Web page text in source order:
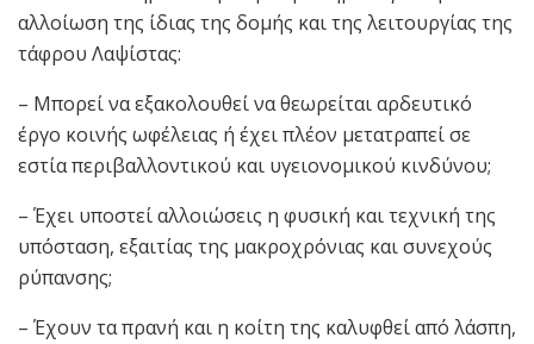
αλλοίωση της ίδιας της δομής και της λειτουργίας της
τάφρου Λαψίστας:
– Μπορεί να εξακολουθεί να θεωρείται αρδευτικό
έργο κοινής ωφέλειας ή έχει πλέον μετατραπεί σε
εστία περιβαλλοντικού και υγειονομικού κινδύνου;
– Έχει υποστεί αλλοιώσεις η φυσική και τεχνική της
υπόσταση, εξαιτίας της μακροχρόνιας και συνεχούς
ρύπανσης;
– Έχουν τα πρανή και η κοίτη της καλυφθεί από λάσπη,